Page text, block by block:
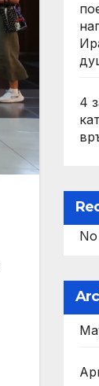
4